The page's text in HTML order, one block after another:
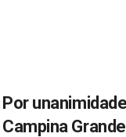
Por
Campina